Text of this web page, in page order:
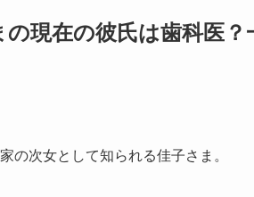
の現在の彼氏は歯科医
の次女として知られる佳子さま。